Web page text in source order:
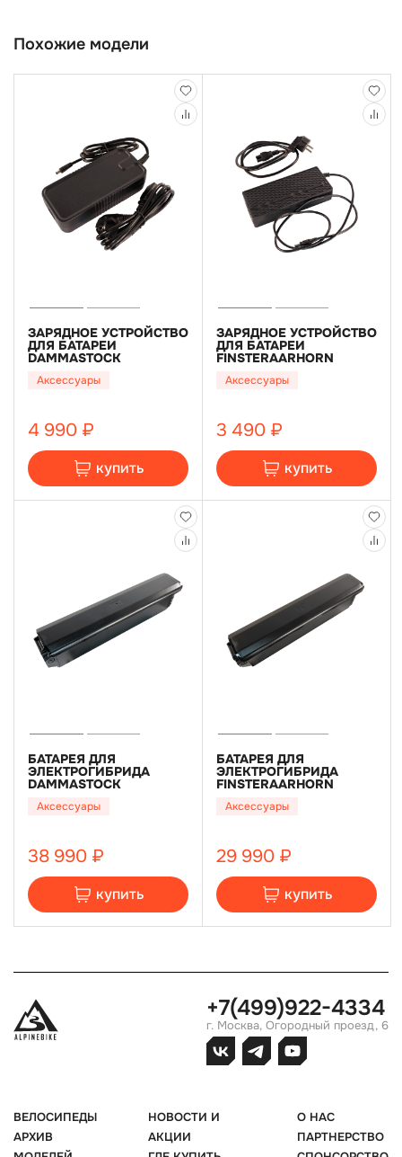
Похожие модели
ЗАРЯДНОЕ УСТРОЙСТВО
ДЛЯ БАТАРЕИ
DAMMASTOCK
Аксессуары
4 990 ₽
купить
ЗАРЯДНОЕ УСТРОЙСТВО
ДЛЯ БАТАРЕИ
FINSTERAARHORN
Аксессуары
3 490 ₽
купить
БАТАРЕЯ ДЛЯ
ЭЛЕКТРОГИБРИДА
DAMMASTOCK
Аксессуары
38 990 ₽
купить
БАТАРЕЯ ДЛЯ
ЭЛЕКТРОГИБРИДА
FINSTERAARHORN
Аксессуары
29 990 ₽
купить
ВЕЛОСИПЕДЫ
АРХИВ
НОВОСТИ И
АКЦИИ
О НАС
ПАРТНЕРСТВО
+7(499)922-4334
г. Москва, Огородный проезд, 6